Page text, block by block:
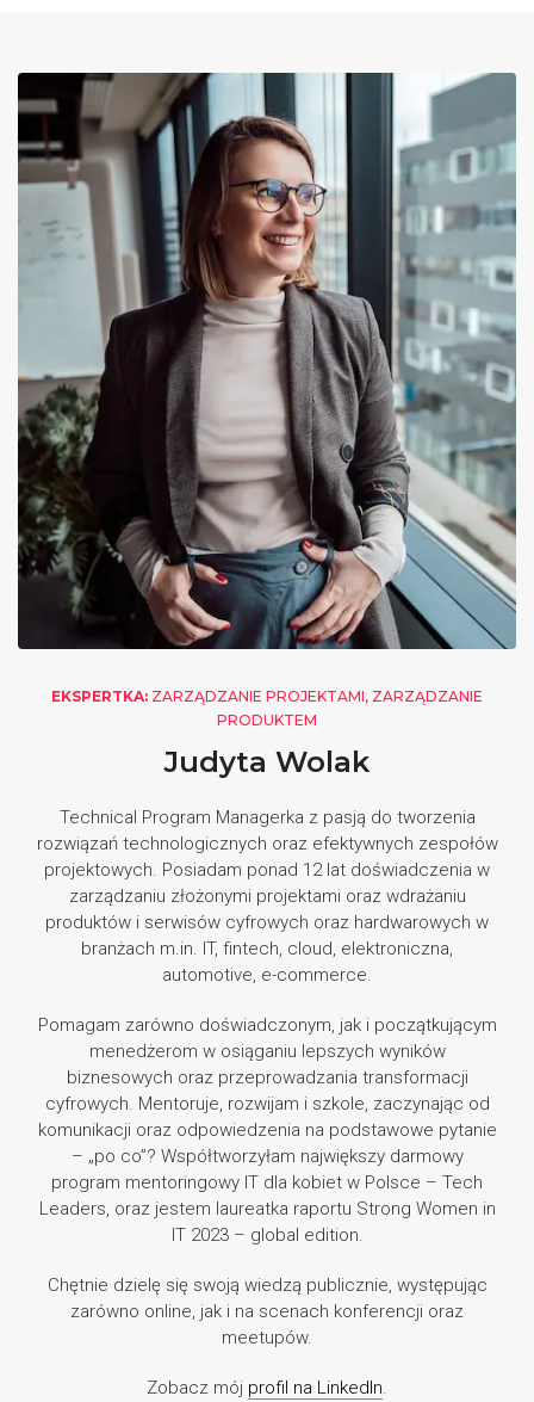
EKSPERTKA: ZARZĄDZANIE PROJEKTAMI, ZARZĄDZANIE
PRODUKTEM
Judyta Wolak
Technical Program Managerka z pasją do tworzenia
rozwiązań technologicznych oraz efektywnych zespołów
projektowych. Posiadam ponad 12 lat doświadczenia w
zarządzaniu złożonymi projektami oraz wdrażaniu
produktów i serwisów cyfrowych oraz hardwarowych w
branżach m.in. IT, fintech, cloud, elektroniczna,
automotive, e-commerce.
Pomagam zarówno doświadczonym, jak i początkującym
menedżerom w osiąganiu lepszych wyników
biznesowych oraz przeprowadzania transformacji
cyfrowych. Mentoruje, rozwijam i szkole, zaczynając od
komunikacji oraz odpowiedzenia na podstawowe pytanie
– „po co”? Współtworzyłam największy darmowy
program mentoringowy IT dla kobiet w Polsce – Tech
Leaders, oraz jestem laureatka raportu Strong Women in
IT 2023 – global edition.
Chętnie dzielę się swoją wiedzą publicznie, występując
zarówno online, jak i na scenach konferencji oraz
meetupów.
Zobacz mój profil na LinkedIn.